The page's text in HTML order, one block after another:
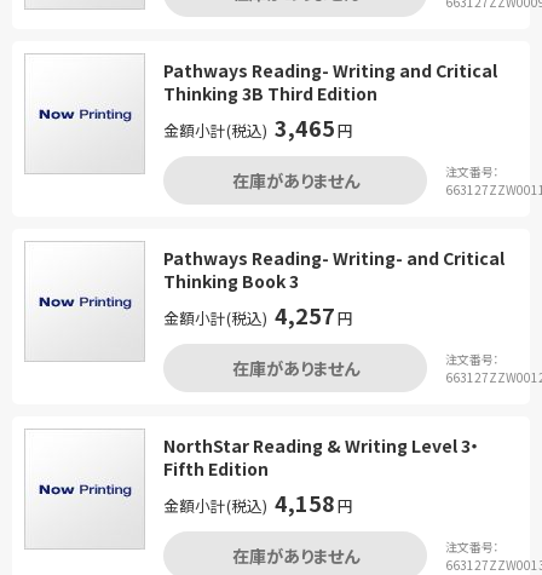
Pathways Reading- Writing and Critical
Thinking 3B Third Edition
金額小計(税込) 3,465円
在庫がありません
注文番号：
Pathways Reading- Writing- and Critical
Thinking Book 3
金額小計(税込) 4,257円
在庫がありません
注文番号：
NorthStar Reading & Writing Level 3・
Fifth Edition
金額小計(税込) 4,158円
在庫がありません
注文番号：